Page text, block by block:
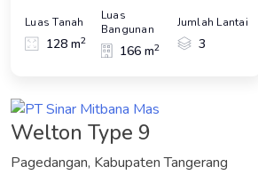
Luas Tanah
128 m2
Luas
Bangunan
166 m2
Jumlah Lantai
3
Welton Type 9
Pagedangan, Kabupaten Tangerang